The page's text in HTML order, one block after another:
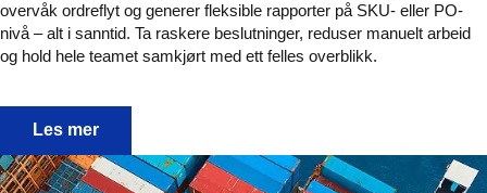
overvåk ordreflyt og generer fleksible rapporter på SKU- eller PO-
nivå – alt i sanntid. Ta raskere beslutninger, reduser manuelt arbeid
og hold hele teamet samkjørt med ett felles overblikk.
Sanntidsinnsikt for smartere lagerdrift med eVisibility
Les mer